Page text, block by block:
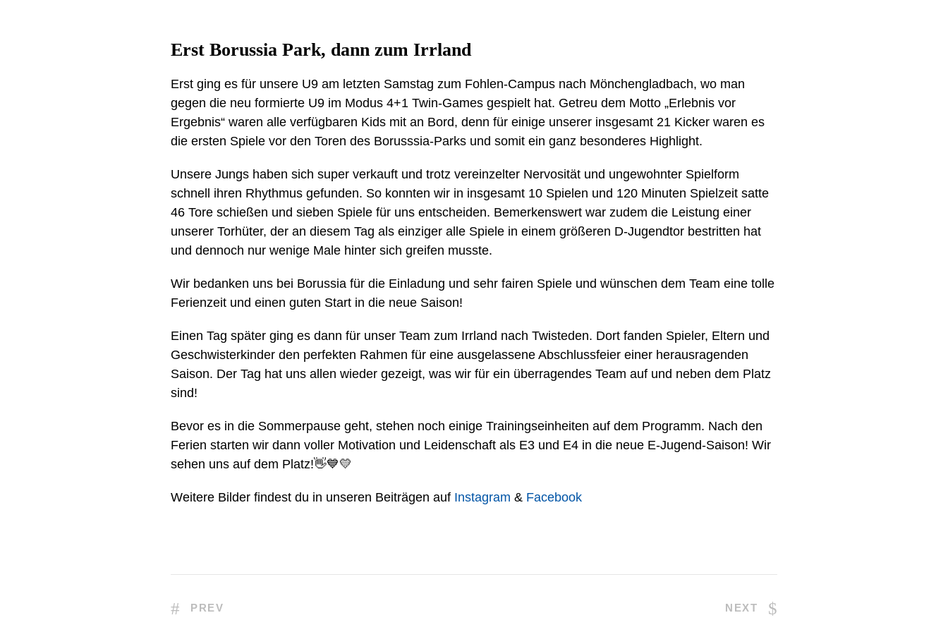
Erst Borussia Park, dann zum Irrland
Erst ging es für unsere U9 am letzten Samstag zum Fohlen-Campus nach Mönchengladbach, wo man
gegen die neu formierte U9 im Modus 4+1 Twin-Games gespielt hat. Getreu dem Motto „Erlebnis vor
Ergebnis“ waren alle verfügbaren Kids mit an Bord, denn für einige unserer insgesamt 21 Kicker waren es
die ersten Spiele vor den Toren des Borusssia-Parks und somit ein ganz besonderes Highlight.
Unsere Jungs haben sich super verkauft und trotz vereinzelter Nervosität und ungewohnter Spielform
schnell ihren Rhythmus gefunden. So konnten wir in insgesamt 10 Spielen und 120 Minuten Spielzeit satte
46 Tore schießen und sieben Spiele für uns entscheiden. Bemerkenswert war zudem die Leistung einer
unserer Torhüter, der an diesem Tag als einziger alle Spiele in einem größeren D-Jugendtor bestritten hat
und dennoch nur wenige Male hinter sich greifen musste.
Wir bedanken uns bei Borussia für die Einladung und sehr fairen Spiele und wünschen dem Team eine tolle
Ferienzeit und einen guten Start in die neue Saison!
Einen Tag später ging es dann für unser Team zum Irrland nach Twisteden. Dort fanden Spieler, Eltern und
Geschwisterkinder den perfekten Rahmen für eine ausgelassene Abschlussfeier einer herausragenden
Saison. Der Tag hat uns allen wieder gezeigt, was wir für ein überragendes Team auf und neben dem Platz
sind!
Bevor es in die Sommerpause geht, stehen noch einige Trainingseinheiten auf dem Programm. Nach den
Ferien starten wir dann voller Motivation und Leidenschaft als E3 und E4 in die neue E-Jugend-Saison! Wir
sehen uns auf dem Platz!👋💙💛
Weitere Bilder findest du in unseren Beiträgen auf Instagram & Facebook
PREV NEXT